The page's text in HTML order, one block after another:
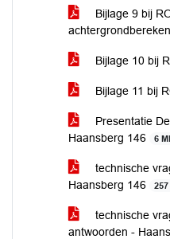
Bijlage 9 bij
Bijlage 10 bij
Bijlage 11 bij
Presentatie
Haansberg 146
6
technische
Haansberg 146
technische
antwoorden -